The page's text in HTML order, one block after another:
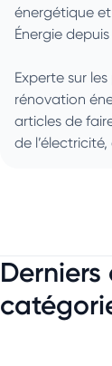
énergétique
Énergie depuis
Experte sur
rénovation
articles de
de